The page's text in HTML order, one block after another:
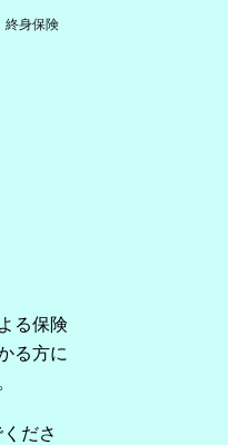
終身保険
る保険
る方に
ださ